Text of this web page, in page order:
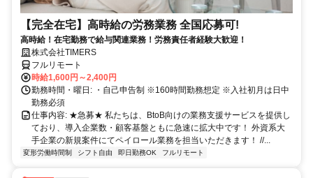
【完全在宅】高時給の労務業務 全国応募可!
高時給！在宅勤務で給与関連業務！労務責任者経験大歓迎！
株式会社TIMERS
フルリモート
時給1,600円～2,400円
勤務時間・曜日: ・自己申告制 ※160時間勤務想定 ※入社初月は日中
勤務必須
仕事内容: ★急募★ 私たちは、BtoB向けの業務支援サービスを提供し
ており、導入企業数・顧客基盤ともに急速に拡大中です！ 外資系大
手企業の新規案件にてペイロール業務を担当いただきます！ //...
変形労働時間制 シフト自由 即日勤務OK フルリモート